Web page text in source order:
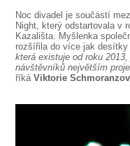
Noc divadel je součástí
Night, který odstartovala v
Kazališta. Myšlenka
rozšířila do více jak
která existuje od roku
návštěvníků největším
říkáViktorie